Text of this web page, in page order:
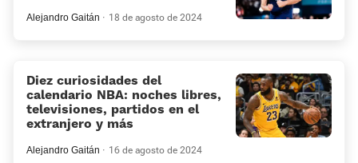
Alejandro Gaitán 18 de agosto de 2024
Diez curiosidades del
calendario NBA: noches libres,
televisiones, partidos en el
extranjero y más
Alejandro Gaitán 16 de agosto de 2024